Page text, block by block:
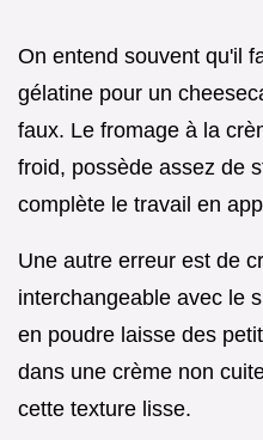
On entend souvent qu'il
gélatine pour un
faux. Le fromage à la
froid, possède assez de
complète le travail en
Une autre erreur est de
interchangeable avec le
en poudre laisse des
dans une crème non
cette texture lisse.